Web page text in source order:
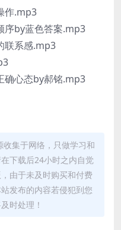
作.mp3
序by蓝色答案.mp3
联系感.mp3
确心态by郝铭.mp3
集于网络，只做学习和
下载后24小时之内自觉
由于未及时购买和付费
发布的内容若侵犯到您
时处理！